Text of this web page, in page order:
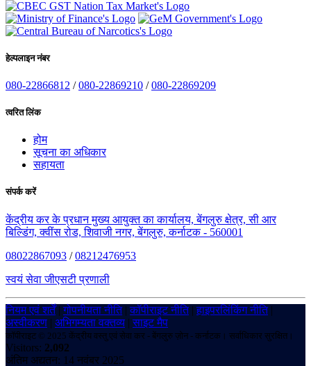
हेल्पलाइन नंबर
080-22866812 /080-22869210 /080-22869209
त्वरित लिंक
होम
सूचना का अधिकार
सहायता
संपर्क करें
केंद्रीय कर के प्रधान मुख्य आयुक्त का कार्यालय, बेंगलुरु क्षेत्र, सी आर
बिल्डिंग, क्वींस रोड, शिवाजी नगर, बेंगलुरु, कर्नाटक - 560001
08022867093 /08212476953
स्वयं सेवा जीएसटी प्रणाली
नियम एवं शर्तें|गोपनीयता नीति|कॉपीराइट नीति|हाइपरलिंकिंग नीति|
अस्वीकरण | अभिगम्यता वक्तव्य |साइट मैप
कॉपीराइट © 2025 केंद्रीय वस्तु एवं सेवा कर - बेंगलुरु ज़ोन - कर्नाटक। सर्वाधिकार सुरक्षित।
Visitors: 2,092
अंतिम अद्यतन: 14 नवंबर 2025